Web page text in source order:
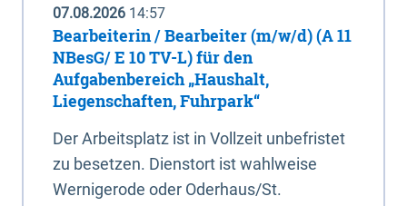
07.08.2026 14:57
Bearbeiterin / Bearbeiter (m/w/d) (A 11
NBesG/ E 10 TV-L) für den
Aufgabenbereich „Haushalt,
Liegenschaften, Fuhrpark“
Der Arbeitsplatz ist in Vollzeit unbefristet
zu besetzen. Dienstort ist wahlweise
Wernigerode oder Oderhaus/St.